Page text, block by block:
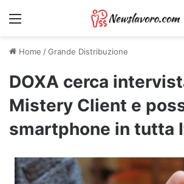
Menu
Home /Grande Distribuzione
DOXA cerca
Mistery Client e
smartphone in tutta